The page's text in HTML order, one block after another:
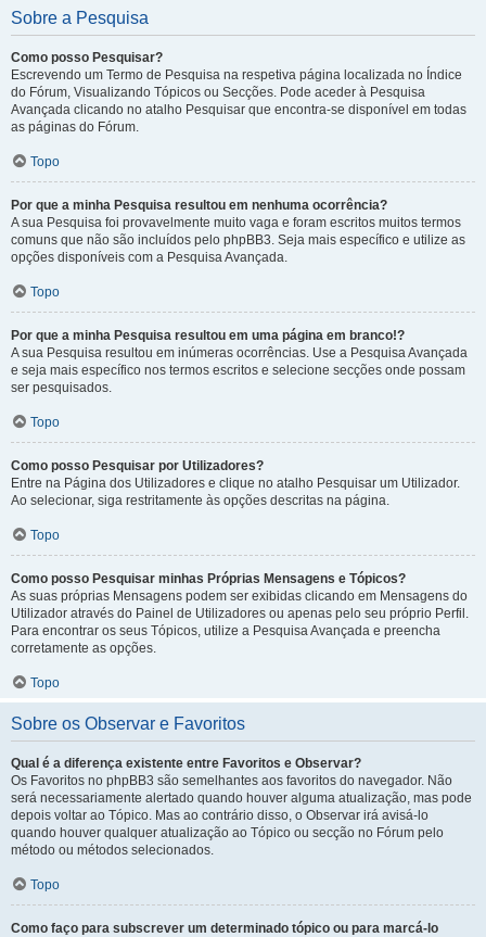
Sobre a Pesquisa
Como posso Pesquisar?
Escrevendo um Termo de Pesquisa na respetiva página localizada no Índice
do Fórum, Visualizando Tópicos ou Secções. Pode aceder à Pesquisa
Avançada clicando no atalho Pesquisar que encontra-se disponível em todas
as páginas do Fórum.
Topo
Por que a minha Pesquisa resultou em nenhuma ocorrência?
A sua Pesquisa foi provavelmente muito vaga e foram escritos muitos termos
comuns que não são incluídos pelo phpBB3. Seja mais específico e utilize as
opções disponíveis com a Pesquisa Avançada.
Topo
Por que a minha Pesquisa resultou em uma página em branco!?
A sua Pesquisa resultou em inúmeras ocorrências. Use a Pesquisa Avançada
e seja mais específico nos termos escritos e selecione secções onde possam
ser pesquisados.
Topo
Como posso Pesquisar por Utilizadores?
Entre na Página dos Utilizadores e clique no atalho Pesquisar um Utilizador.
Ao selecionar, siga restritamente às opções descritas na página.
Topo
Como posso Pesquisar minhas Próprias Mensagens e Tópicos?
As suas próprias Mensagens podem ser exibidas clicando em Mensagens do
Utilizador através do Painel de Utilizadores ou apenas pelo seu próprio Perfil.
Para encontrar os seus Tópicos, utilize a Pesquisa Avançada e preencha
corretamente as opções.
Topo
Sobre os Observar e Favoritos
Qual é a diferença existente entre Favoritos e Observar?
Os Favoritos no phpBB3 são semelhantes aos favoritos do navegador. Não
será necessariamente alertado quando houver alguma atualização, mas pode
depois voltar ao Tópico. Mas ao contrário disso, o Observar irá avisá-lo
quando houver qualquer atualização ao Tópico ou secção no Fórum pelo
método ou métodos selecionados.
Topo
Como faço para subscrever um determinado tópico ou para marcá-lo